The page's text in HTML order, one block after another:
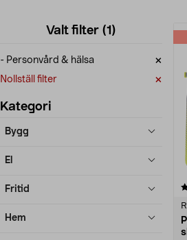
Förfina
produkter
Valt filter (1)
- Personvård & hälsa ×
Nollställ filter ×
Kategori
Bygg
El
Fritid
Hem